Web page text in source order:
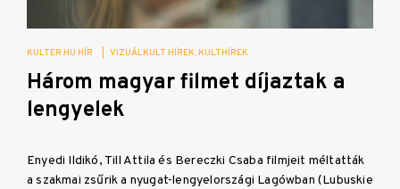
KULTER.HU HÍR VIZUÁLKULT HÍREK KULTHÍREK
Három magyar filmet díjaztak a
lengyelek
Enyedi Ildikó, Till Attila és Bereczki Csaba filmjeit méltatták
a szakmai zsűrik a nyugat-lengyelországi Lagówban (Lubuskie